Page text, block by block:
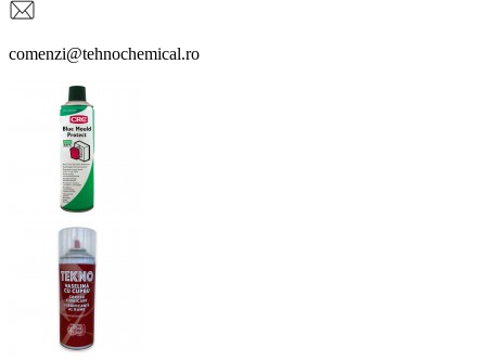
comenzi@tehnochemical.ro